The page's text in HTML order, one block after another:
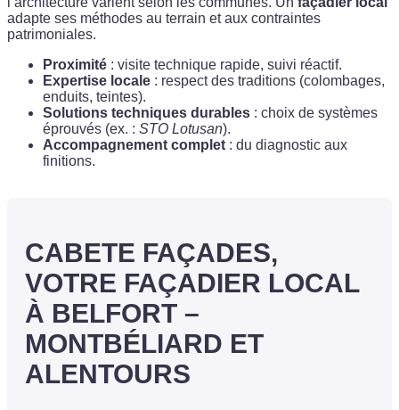
adapte ses méthodes au terrain et aux contraintes
patrimoniales.
Proximité : visite technique rapide, suivi réactif.
Expertise locale : respect des traditions (colombages,
enduits, teintes).
Solutions techniques durables : choix de systèmes
éprouvés (ex. : STO Lotusan).
Accompagnement complet : du diagnostic aux
finitions.
CABETE FAÇADES,
VOTRE FAÇADIER LOCAL
À BELFORT –
MONTBÉLIARD ET
ALENTOURS